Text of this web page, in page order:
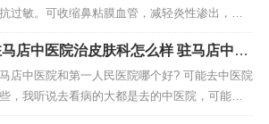
院教学医院和“110”、“120”社会联动医院。民权
医...
过敏。可收缩鼻粘膜血管，减轻炎性渗出，缓
塞，流涕，喷嚏等症状，一般在鼻部症状减轻
可停用。扑与敏的药理作用：适用于皮肤过敏
荨麻疹，湿疹，皮炎，药疹，皮肤瘙痒症，神
皮炎，虫咬症，日光性皮炎，也可用于过敏性
，药物及食物过敏。也可用于...
店中医院治皮肤科怎么样 驻马店中医
肤科哪个医生好
店中医院和第一人民医院哪个好? 可能去中医院
，我听说去看病的大都是去的中医院，可能是
底些。当然是中心医院了，中心医院的设备是